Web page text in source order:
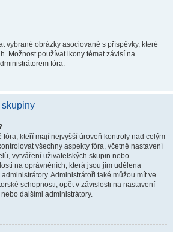
vybrané obrázky asociované s příspěvky, které
Možnost používat ikony témat závisí na
fóra.
skupiny
kteří mají nejvyšší úroveň kontroly nad celým
všechny aspekty fóra, včetně nastavení
vytváření uživatelských skupin nebo
na oprávněních, která jsou jim udělena
Administrátoři také můžou mít ve
schopnosti, opět v závislosti na nastavení
dalšími administrátory.